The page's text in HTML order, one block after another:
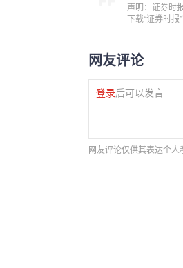
声明：证券时
下载“证券时
网友评论
登录后可以发言
网友评论仅供其表达个